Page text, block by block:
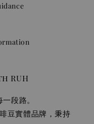
RUH
段路。
豆實體品牌，秉持